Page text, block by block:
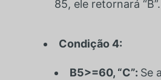
85, ele retornará “B”.
Condição 4:
B5>=60, “C”: Se